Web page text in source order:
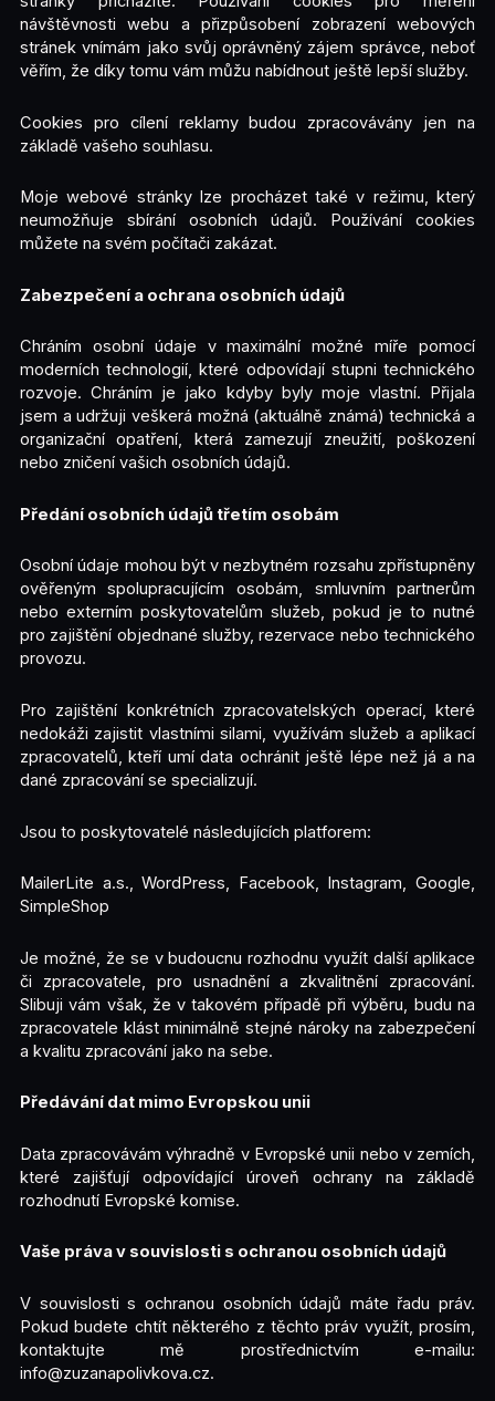
návštěvnosti webu a přizpůsobení zobrazení webových
stránek vnímám jako svůj oprávněný zájem správce, neboť
věřím, že díky tomu vám můžu nabídnout ještě lepší služby.
Cookies pro cílení reklamy budou zpracovávány jen na
základě vašeho souhlasu.
Moje webové stránky lze procházet také v režimu, který
neumožňuje sbírání osobních údajů. Používání cookies
můžete na svém počítači zakázat.
Zabezpečení a ochrana osobních údajů
Chráním osobní údaje v maximální možné míře pomocí
moderních technologií, které odpovídají stupni technického
rozvoje. Chráním je jako kdyby byly moje vlastní. Přijala
jsem a udržuji veškerá možná (aktuálně známá) technická a
organizační opatření, která zamezují zneužití, poškození
nebo zničení vašich osobních údajů.
Předání osobních údajů třetím osobám
Osobní údaje mohou být v nezbytném rozsahu zpřístupněny
ověřeným spolupracujícím osobám, smluvním partnerům
nebo externím poskytovatelům služeb, pokud je to nutné
pro zajištění objednané služby, rezervace nebo technického
provozu.
Pro zajištění konkrétních zpracovatelských operací, které
nedokáži zajistit vlastními silami, využívám služeb a aplikací
zpracovatelů, kteří umí data ochránit ještě lépe než já a na
dané zpracování se specializují.
Jsou to poskytovatelé následujících platforem:
MailerLite a.s., WordPress, Facebook, Instagram, Google,
SimpleShop
Je možné, že se v budoucnu rozhodnu využít další aplikace
či zpracovatele, pro usnadnění a zkvalitnění zpracování.
Slibuji vám však, že v takovém případě při výběru, budu na
zpracovatele klást minimálně stejné nároky na zabezpečení
a kvalitu zpracování jako na sebe.
Předávání dat mimo Evropskou unii
Data zpracovávám výhradně v Evropské unii nebo v zemích,
které zajišťují odpovídající úroveň ochrany na základě
rozhodnutí Evropské komise.
Vaše práva v souvislosti s ochranou osobních údajů
V souvislosti s ochranou osobních údajů máte řadu práv.
Pokud budete chtít některého z těchto práv využít, prosím,
kontaktujte mě prostřednictvím e-mailu:
info@zuzanapolivkova.cz.